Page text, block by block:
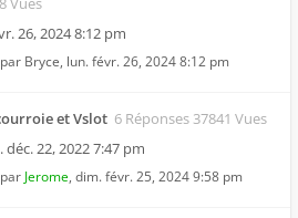
26, 2024 8:12 pm
Bryce, lun. févr. 26, 2024 8:12 pm
et Vslot 6 Réponses 37841 Vues
déc. 22, 2022 7:47 pm
Jerome, dim. févr. 25, 2024 9:58 pm